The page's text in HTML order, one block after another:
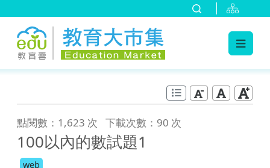
點閱數：1,623 次 下載次數：90 次
100以內的數試題1
web